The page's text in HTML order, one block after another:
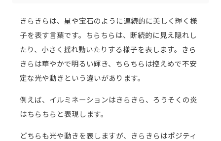
きらきらは、星や宝石のように連続的に美しく輝く様
子を表す言葉です。ちらちらは、断続的に見え隠れし
たり、小さく揺れ動いたりする様子を表します。きら
きらは華やかで明るい輝き、ちらちらは控えめで不安
定な光や動きという違いがあります。
例えば、イルミネーションはきらきら、ろうそくの炎
はちらちらと表現します。
どちらも光や動きを表しますが、きらきらはポジティ